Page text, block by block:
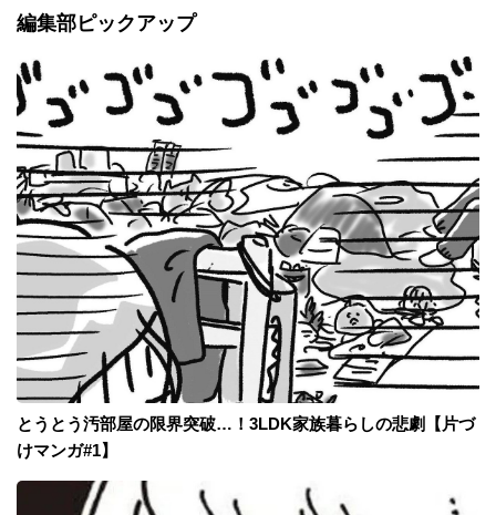
編集部ピックアップ
とうとう汚部屋の限界突破…！3LDK家族暮らしの悲劇【片づ
けマンガ#1】